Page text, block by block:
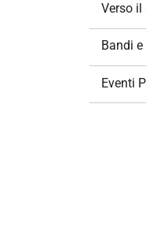
Verso
Bandi
Eventi